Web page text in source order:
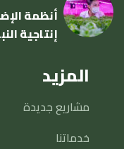
إنتاجية
المزيد
مشاريع جديدة
خدماتنا